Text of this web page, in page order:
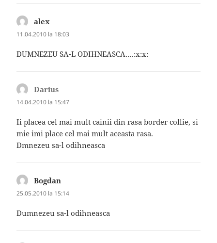
alex
11.04.2010 la 18:03
DUMNEZEU SA-L ODIHNEASCA….:x:x:
Darius
14.04.2010 la 15:47
Ii placea cel mai mult cainii din rasa border collie, si
mie imi place cel mai mult aceasta rasa.
Dmnezeu sa-l odihneasca
Bogdan
25.05.2010 la 15:14
Dumnezeu sa-l odihneasca